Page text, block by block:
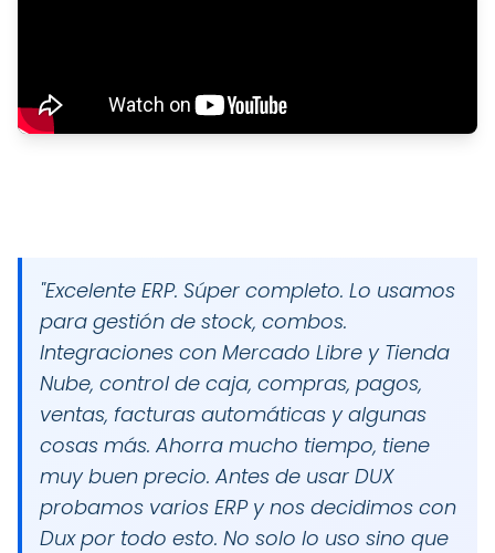
"Excelente ERP. Súper completo. Lo usamos
para gestión de stock, combos.
Integraciones con Mercado Libre y Tienda
Nube, control de caja, compras, pagos,
ventas, facturas automáticas y algunas
cosas más. Ahorra mucho tiempo, tiene
muy buen precio. Antes de usar DUX
probamos varios ERP y nos decidimos con
Dux por todo esto. No solo lo uso sino que